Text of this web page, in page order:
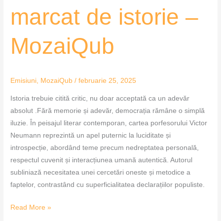
marcat de istorie –
MozaiQub
Emisiuni, MozaiQub /februarie 25, 2025
Istoria trebuie citită critic, nu doar acceptată ca un adevăr
absolut .Fără memorie și adevăr, democrația rămâne o simplă
iluzie. În peisajul literar contemporan, cartea porfesorului Victor
Neumann reprezintă un apel puternic la luciditate și
introspecție, abordând teme precum nedreptatea personală,
respectul cuvenit și interacțiunea umană autentică. Autorul
subliniază necesitatea unei cercetări oneste și metodice a
faptelor, contrastând cu superficialitatea declarațiilor populiste.
Read More »